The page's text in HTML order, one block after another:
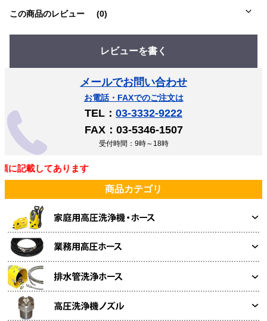
この商品のレビュー (0)
レビューを書く
メールでお問い合わせ
お電話・FAXでのご注文は
TEL： 03-3332-9222
FAX：03-5346-1507
受付時間：9時～18時
記載してあります
商品カテゴリ